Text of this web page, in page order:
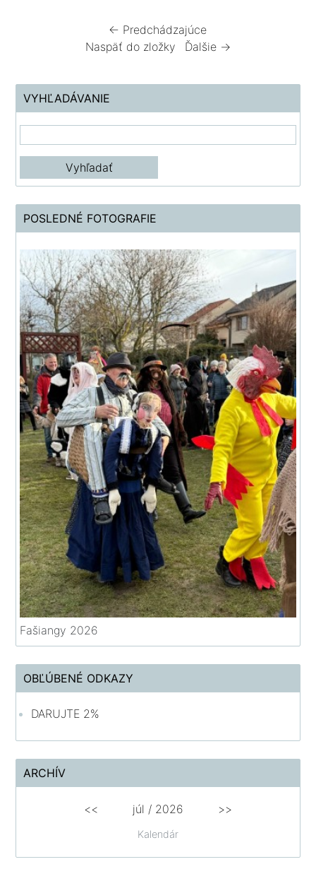
← Predchádzajúce
Naspäť do zložky
Ďalšie →
VYHĽADÁVANIE
POSLEDNÉ FOTOGRAFIE
Fašiangy 2026
OBĽÚBENÉ ODKAZY
DARUJTE 2%
ARCHÍV
Kalendár
<< júl / 2026 >>